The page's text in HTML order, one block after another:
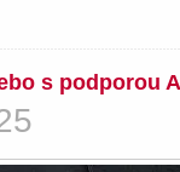
s podporou